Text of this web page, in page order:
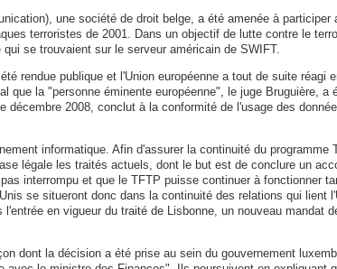
une société de droit belge, a été amenée à
terroristes de 2001. Dans un objectif de lutte contre le
se trouvaient sur le serveur américain de SWIFT.
rendue publique et l'Union européenne a tout de suite
que la "personne éminente européenne", le juge Bruguière,
décembre 2008, conclut à la conformité de l'usage des
informatique. Afin d'assurer la continuité du
légale les traités actuels, dont le but est de conclure un
interrompu et que le TFTP puisse continuer à fonctionner
se situeront donc dans la continuité des relations qui lient
en vigueur du traité de Lisbonne, un nouveau mandat
dont la décision a été prise au sein du gouvernement